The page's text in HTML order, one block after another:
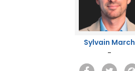
Sylvain March
-